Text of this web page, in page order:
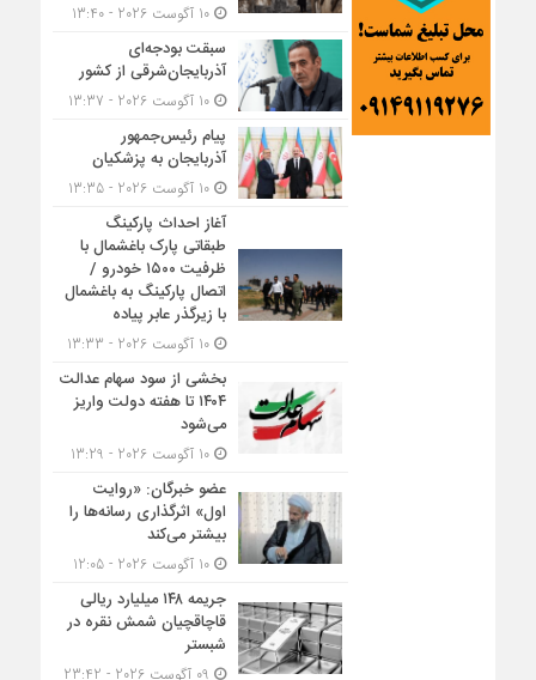
10 آگوست 2026 - 13:40
سبقت بودجه‌ای
آذربایجان‌شرقی از کشور
10 آگوست 2026 - 13:37
پیام رئیس‌جمهور
آذربایجان به پزشکیان
10 آگوست 2026 - 13:35
آغاز احداث پارکینگ
طبقاتی پارک باغشمال با
ظرفیت ۱۵۰۰ خودرو /
اتصال پارکینگ به باغشمال
با زیرگذر عابر پیاده
10 آگوست 2026 - 13:33
بخشی از سود سهام عدالت
۱۴۰۴ تا هفته دولت واریز
می‌شود
10 آگوست 2026 - 13:29
عضو خبرگان: «روایت
اول» اثرگذاری رسانه‌ها را
بیشتر می‌کند
10 آگوست 2026 - 12:05
جریمه ۱۴۸ میلیارد ریالی
قاچاقچیان شمش نقره در
شبستر